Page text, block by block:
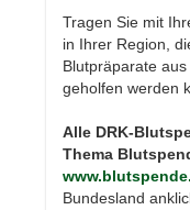
Tragen Sie mit
in Ihrer Region,
Blutpräparate
geholfen werden
Alle DRK-
Thema
Bundesland